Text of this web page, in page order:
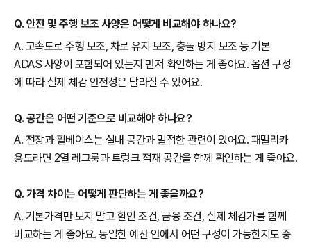
Q. 안전 및 주행 보조 사양은 어떻게 비교해야 하나요?
A. 고속도로 주행 보조, 차로 유지 보조, 충돌 방지 보조 등 기본
ADAS 사양이 포함되어 있는지 먼저 확인하는 게 좋아요. 옵션 구성
에 따라 실제 체감 안전성은 달라질 수 있어요.
Q. 공간은 어떤 기준으로 비교해야 하나요?
A. 전장과 휠베이스는 실내 공간과 밀접한 관련이 있어요. 패밀리카
용도라면 2열 레그룸과 트렁크 적재 공간을 함께 확인하는 게 좋아요.
Q. 가격 차이는 어떻게 판단하는 게 좋을까요?
A. 기본가격만 보지 말고 할인 조건, 금융 조건, 실제 체감가를 함께
비교하는 게 좋아요. 동일한 예산 안에서 어떤 구성이 가능한지도 중